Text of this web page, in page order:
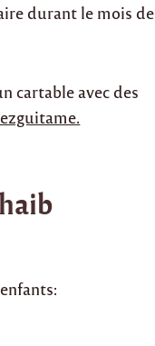
durant le mois de
cartable avec des